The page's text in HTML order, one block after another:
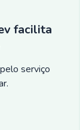
facilita
serviço